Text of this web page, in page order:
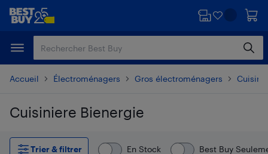
Passer
principal
Passer
Accueil Électroménagers Gros électroménagers
Cuisiniere Bienergie
Passer aux résultats
Trier & filtrer
En Stock Best Buy